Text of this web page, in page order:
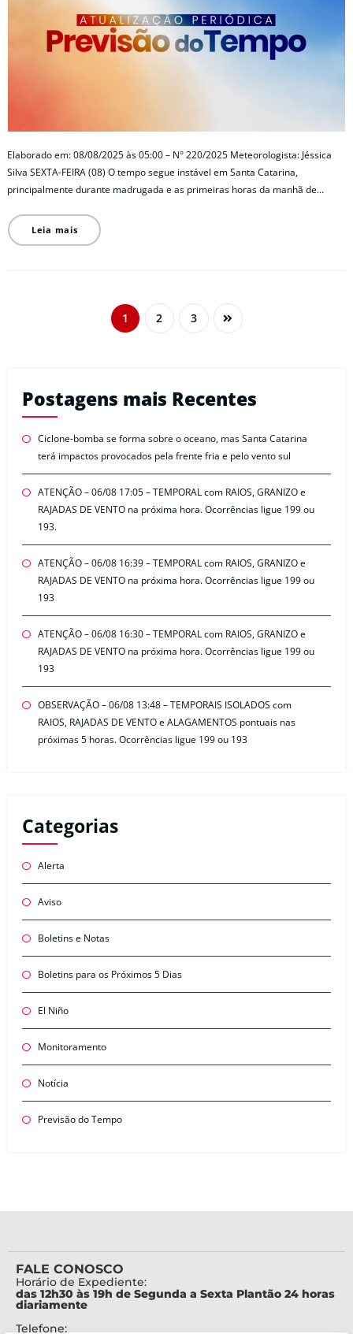
Elaborado em: 08/08/2025 às 05:00 – N° 220/2025 Meteorologista: Jéssica
Silva SEXTA-FEIRA (08) O tempo segue instável em Santa Catarina,
principalmente durante madrugada e as primeiras horas da manhã de…
Leia mais
1 2 3
Postagens mais Recentes
Ciclone-bomba se forma sobre o oceano, mas Santa Catarina
terá impactos provocados pela frente fria e pelo vento sul
ATENÇÃO – 06/08 17:05 – TEMPORAL com RAIOS, GRANIZO e
RAJADAS DE VENTO na próxima hora. Ocorrências ligue 199 ou
193.
ATENÇÃO – 06/08 16:39 – TEMPORAL com RAIOS, GRANIZO e
RAJADAS DE VENTO na próxima hora. Ocorrências ligue 199 ou
193
ATENÇÃO – 06/08 16:30 – TEMPORAL com RAIOS, GRANIZO e
RAJADAS DE VENTO na próxima hora. Ocorrências ligue 199 ou
193
OBSERVAÇÃO – 06/08 13:48 – TEMPORAIS ISOLADOS com
RAIOS, RAJADAS DE VENTO e ALAGAMENTOS pontuais nas
próximas 5 horas. Ocorrências ligue 199 ou 193
Categorias
Alerta
Aviso
Boletins e Notas
Boletins para os Próximos 5 Dias
El Niño
Monitoramento
Notícia
Previsão do Tempo
FALE CONOSCO
Horário de Expediente:
das 12h30 às 19h de Segunda a Sexta Plantão 24 horas
diariamente
Telefone: